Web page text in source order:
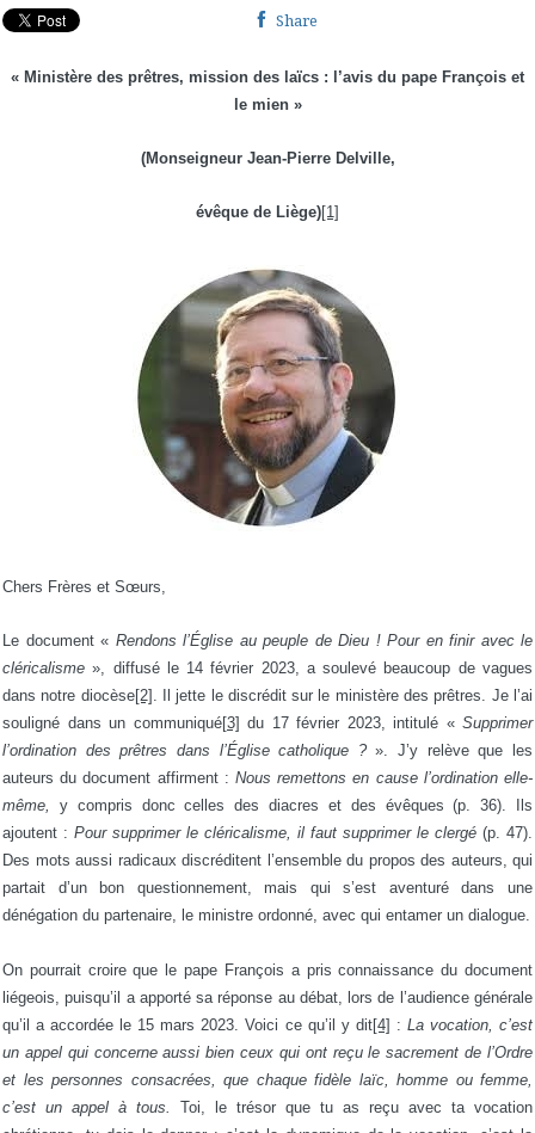
Share
« Ministère des prêtres, mission des laïcs : l’avis du pape François et
le mien »
(Monseigneur Jean-Pierre Delville,
évêque de Liège)[1]
Chers Frères et Sœurs,
Le document « Rendons l’Église au peuple de Dieu ! Pour en finir avec le
cléricalisme », diffusé le 14 février 2023, a soulevé beaucoup de vagues
dans notre diocèse[2] . Il jette le discrédit sur le ministère des prêtres. Je l’ai
souligné dans un communiqué[3] du 17 février 2023, intitulé « Supprimer
l’ordination des prêtres dans l’Église catholique ?». J’y relève que les
auteurs du document affirment : Nous remettons en cause l’ordination elle-
même, y compris donc celles des diacres et des évêques (p. 36). Ils
ajoutent : Pour supprimer le cléricalisme, il faut supprimer le clergé (p. 47).
Des mots aussi radicaux discréditent l’ensemble du propos des auteurs, qui
partait d’un bon questionnement, mais qui s’est aventuré dans une
dénégation du partenaire, le ministre ordonné, avec qui entamer un dialogue.
On pourrait croire que le pape François a pris connaissance du document
liégeois, puisqu’il a apporté sa réponse au débat, lors de l’audience générale
qu’il a accordée le 15 mars 2023. Voici ce qu’il y dit[4] : La vocation, c’est
un appel qui concerne aussi bien ceux qui ont reçu le sacrement de l’Ordre
et les personnes consacrées, que chaque fidèle laïc, homme ou femme,
c’est un appel à tous.
Toi, le trésor que tu as reçu avec ta vocation